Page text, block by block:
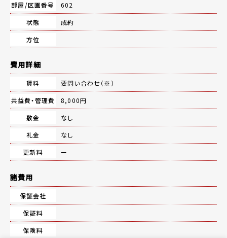
部屋/区画番号
602
状態
成約
方位
費用詳細
賃料
要問い合わせ（※）
共益費・管理費
8,000円
敷金
なし
礼金
なし
更新料
ー
諸費用
保証会社
保証料
保険料